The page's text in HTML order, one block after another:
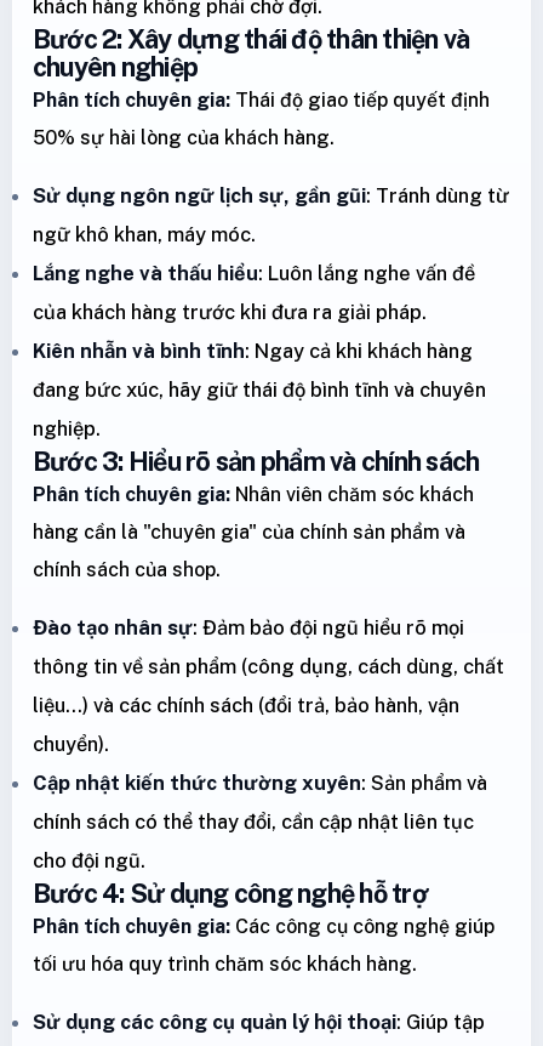
khách hàng không phải chờ đợi.
Bước 2: Xây dựng thái độ thân thiện và
chuyên nghiệp
Phân tích chuyên gia: Thái độ giao tiếp quyết định
50% sự hài lòng của khách hàng.
Sử dụng ngôn ngữ lịch sự, gần gũi: Tránh dùng từ
ngữ khô khan, máy móc.
Lắng nghe và thấu hiểu: Luôn lắng nghe vấn đề
của khách hàng trước khi đưa ra giải pháp.
Kiên nhẫn và bình tĩnh: Ngay cả khi khách hàng
đang bức xúc, hãy giữ thái độ bình tĩnh và chuyên
nghiệp.
Bước 3: Hiểu rõ sản phẩm và chính sách
Phân tích chuyên gia: Nhân viên chăm sóc khách
hàng cần là "chuyên gia" của chính sản phẩm và
chính sách của shop.
Đào tạo nhân sự: Đảm bảo đội ngũ hiểu rõ mọi
thông tin về sản phẩm (công dụng, cách dùng, chất
liệu...) và các chính sách (đổi trả, bảo hành, vận
chuyển).
Cập nhật kiến thức thường xuyên: Sản phẩm và
chính sách có thể thay đổi, cần cập nhật liên tục
cho đội ngũ.
Bước 4: Sử dụng công nghệ hỗ trợ
Phân tích chuyên gia: Các công cụ công nghệ giúp
tối ưu hóa quy trình chăm sóc khách hàng.
Sử dụng các công cụ quản lý hội thoại: Giúp tập